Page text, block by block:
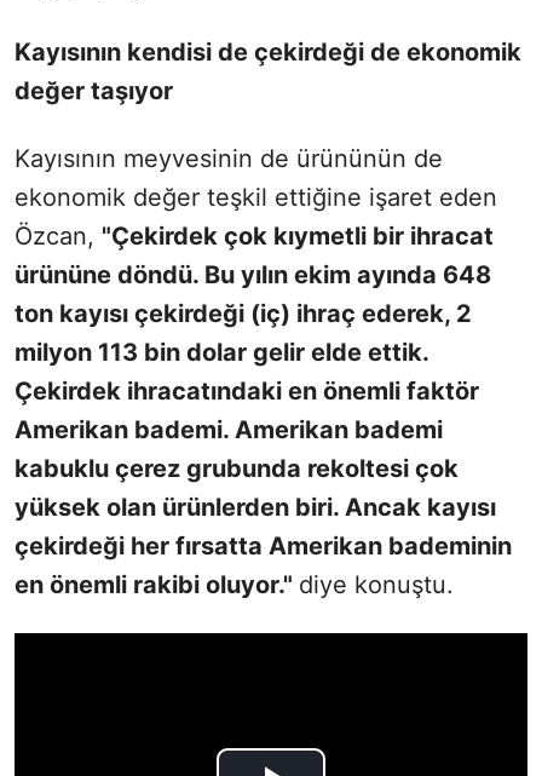
Kayısının kendisi de çekirdeği de ekonomik
değer taşıyor
Kayısının meyvesinin de ürününün de
ekonomik değer teşkil ettiğine işaret eden
Özcan, "Çekirdek çok kıymetli bir ihracat
ürününe döndü. Bu yılın ekim ayında 648
ton kayısı çekirdeği (iç) ihraç ederek, 2
milyon 113 bin dolar gelir elde ettik.
Çekirdek ihracatındaki en önemli faktör
Amerikan bademi. Amerikan bademi
kabuklu çerez grubunda rekoltesi çok
yüksek olan ürünlerden biri. Ancak kayısı
çekirdeği her fırsatta Amerikan bademinin
en önemli rakibi oluyor." diye konuştu.